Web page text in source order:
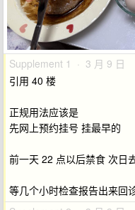
Supplement 1 · 3 月 9 日
引用 40 楼
正规用法应该是
先网上预约挂号 挂最早的
前一天 22 点以后禁食 次日
等几个小时检查报告出来回